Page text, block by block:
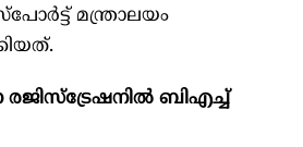
മന്ത്രാലയം
ബിഎച്ച്